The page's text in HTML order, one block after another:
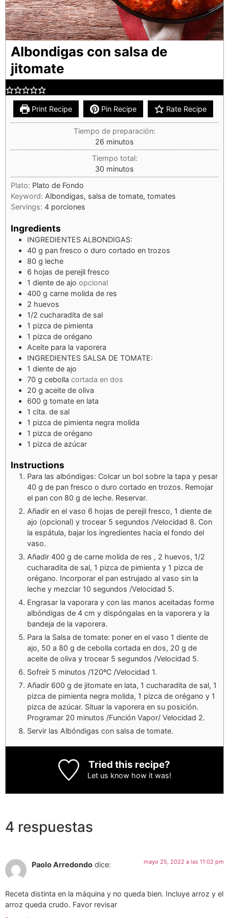
Albondigas con salsa de
jitomate
Print Recipe Pin Recipe Rate Recipe
Tiempo de preparación:
26 minutos
Tiempo total:
30 minutos
Plato: Plato de Fondo
Keyword: Albondigas, salsa de tomate, tomates
Servings: 4 porciones
Ingredients
INGREDIENTES ALBONDIGAS:
40 g pan fresco o duro cortado en trozos
80 g leche
6 hojas de perejil fresco
1 diente de ajo opcional
400 g carne molida de res
2 huevos
1/2 cucharadita de sal
1 pizca de pimienta
1 pizca de orégano
Aceite para la vaporera
INGREDIENTES SALSA DE TOMATE:
1 diente de ajo
70 g cebolla cortada en dos
20 g aceite de oliva
600 g tomate en lata
1 cita. de sal
1 pizca de pimienta negra molida
1 pizca de orégano
1 pizca de azúcar
Instructions
Para las albóndigas: Colcar un bol sobre la tapa y pesar
40 g de pan fresco o duro cortado en trozos. Remojar
el pan con 80 g de leche. Reservar.
Añadir en el vaso 6 hojas de perejil fresco, 1 diente de
ajo (opcional) y trocear 5 segundos /Velocidad 8. Con
la espátula, bajar los ingredientes hacia el fondo del
vaso.
Añadir 400 g de carne molida de res , 2 huevos, 1/2
cucharadita de sal, 1 pizca de pimienta y 1 pizca de
orégano. Incorporar el pan estrujado al vaso sin la
leche y mezclar 10 segundos /Velocidad 5.
Engrasar la vaporara y con las manos aceitadas forme
albóndigas de 4 cm y dispóngalas en la vaporera y la
bandeja de la vaporera.
Para la Salsa de tomate: poner en el vaso 1 diente de
ajo, 50 a 80 g de cebolla cortada en dos, 20 g de
aceite de oliva y trocear 5 segundos /Velocidad 5.
Sofreír 5 minutos /120ºC /Velocidad 1.
Añadir 600 g de jitomate en lata, 1 cucharadita de sal, 1
pizca de pimienta negra molida, 1 pizca de orégano y 1
pizca de azúcar. Situar la vaporera en su posición.
Programar 20 minutos /Función Vapor/ Velocidad 2.
Servir las Albóndigas con salsa de tomate.
Tried this recipe?
Let us know how it was!
4 respuestas
Paolo Arredondo dice: mayo 25, 2022 a las 11:02 pm
Receta distinta en la máquina y no queda bien. Incluye arroz y el
arroz queda crudo. Favor revisar